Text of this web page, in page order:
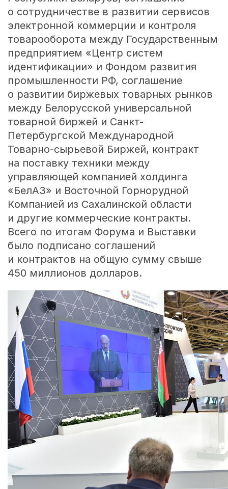
о сотрудничестве в развитии сервисов
электронной коммерции и контроля
товарооборота между Государственным
предприятием «Центр систем
идентификации» и Фондом развития
промышленности РФ, соглашение
о развитии биржевых товарных рынков
между Белорусской универсальной
товарной биржей и Санкт-
Петербургской Международной
Товарно-сырьевой Биржей, контракт
на поставку техники между
управляющей компанией холдинга
«БелАЗ» и Восточной Горнорудной
Компанией из Сахалинской области
и другие коммерческие контракты.
Всего по итогам Форума и Выставки
было подписано соглашений
и контрактов на общую сумму свыше
450 миллионов долларов.